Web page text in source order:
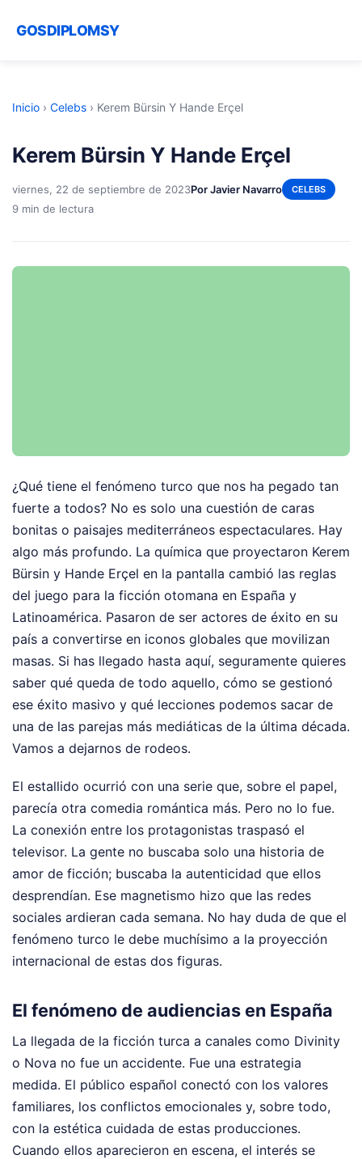
GOSDIPLOMSY
Inicio › Celebs › Kerem Bürsin Y Hande Erçel
Kerem Bürsin Y Hande Erçel
viernes, 22 de septiembre de 2023Por Javier Navarro CELEBS
9 min de lectura
¿Qué tiene el fenómeno turco que nos ha pegado tan
fuerte a todos? No es solo una cuestión de caras
bonitas o paisajes mediterráneos espectaculares. Hay
algo más profundo. La química que proyectaron Kerem
Bürsin y Hande Erçel en la pantalla cambió las reglas
del juego para la ficción otomana en España y
Latinoamérica. Pasaron de ser actores de éxito en su
país a convertirse en iconos globales que movilizan
masas. Si has llegado hasta aquí, seguramente quieres
saber qué queda de todo aquello, cómo se gestionó
ese éxito masivo y qué lecciones podemos sacar de
una de las parejas más mediáticas de la última década.
Vamos a dejarnos de rodeos.
El estallido ocurrió con una serie que, sobre el papel,
parecía otra comedia romántica más. Pero no lo fue.
La conexión entre los protagonistas traspasó el
televisor. La gente no buscaba solo una historia de
amor de ficción; buscaba la autenticidad que ellos
desprendían. Ese magnetismo hizo que las redes
sociales ardieran cada semana. No hay duda de que el
fenómeno turco le debe muchísimo a la proyección
internacional de estas dos figuras.
El fenómeno de audiencias en España
La llegada de la ficción turca a canales como Divinity
o Nova no fue un accidente. Fue una estrategia
medida. El público español conectó con los valores
familiares, los conflictos emocionales y, sobre todo,
con la estética cuidada de estas producciones.
Cuando ellos aparecieron en escena, el interés se